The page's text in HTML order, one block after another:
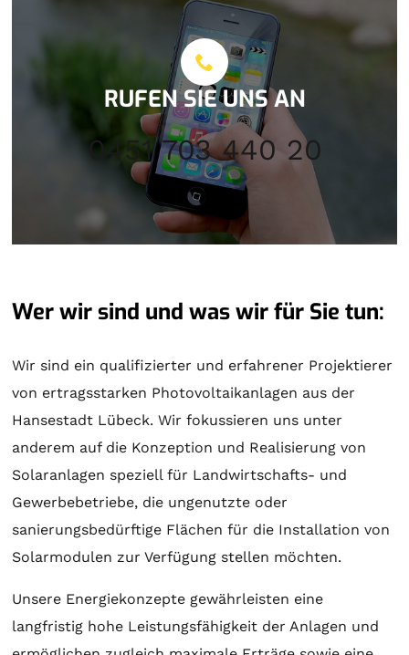
RUFEN SIE UNS AN
0451 703 440 20
Wer wir sind und was wir für Sie tun:
Wir sind ein qualifizierter und erfahrener Projektierer
von ertragsstarken Photovoltaikanlagen aus der
Hansestadt Lübeck. Wir fokussieren uns unter
anderem auf die Konzeption und Realisierung von
Solaranlagen speziell für Landwirtschafts- und
Gewerbebetriebe, die ungenutzte oder
sanierungsbedürftige Flächen für die Installation von
Solarmodulen zur Verfügung stellen möchten.
Unsere Energiekonzepte gewährleisten eine
langfristig hohe Leistungsfähigkeit der Anlagen und